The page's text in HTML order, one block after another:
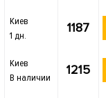
Киев
1 дн.
1187
Киев
В наличии
1215